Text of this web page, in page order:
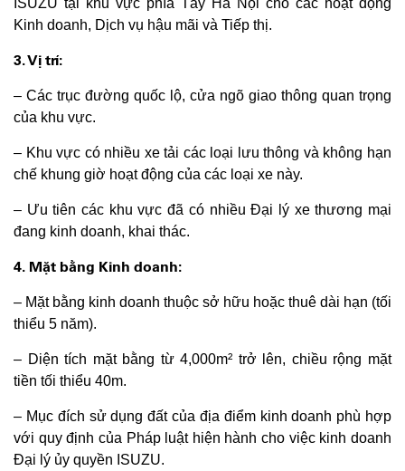
ISUZU tại khu vực phía Tây Hà Nội cho các hoạt động
Kinh doanh, Dịch vụ hậu mãi và Tiếp thị.
3. Vị trí:
– Các trục đường quốc lộ, cửa ngõ giao thông quan trọng
của khu vực.
– Khu vực có nhiều xe tải các loại lưu thông và không hạn
chế khung giờ hoạt động của các loại xe này.
– Ưu tiên các khu vực đã có nhiều Đại lý xe thương mại
đang kinh doanh, khai thác.
4. Mặt bằng Kinh doanh:
– Mặt bằng kinh doanh thuộc sở hữu hoặc thuê dài hạn (tối
thiểu 5 năm).
– Diện tích mặt bằng từ 4,000m² trở lên, chiều rộng mặt
tiền tối thiểu 40m.
– Mục đích sử dụng đất của địa điểm kinh doanh phù hợp
với quy định của Pháp luật hiện hành cho việc kinh doanh
Đại lý ủy quyền ISUZU.